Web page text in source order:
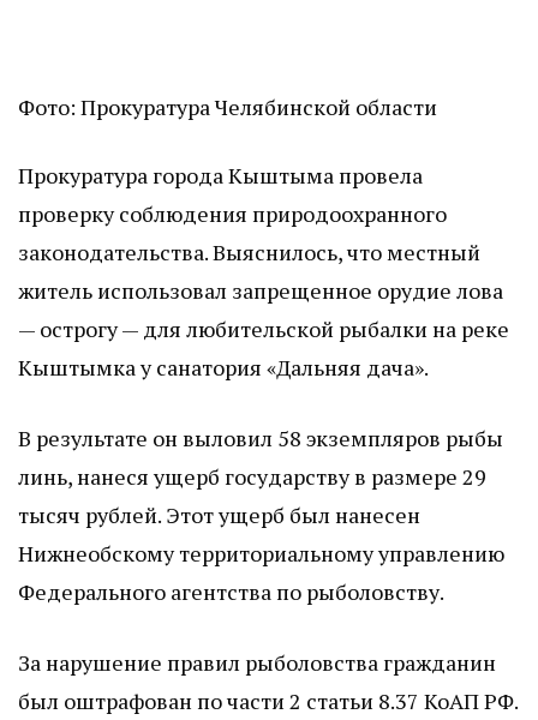
Фото: Прокуратура Челябинской области
Прокуратура города Кыштыма провела
проверку соблюдения природоохранного
законодательства. Выяснилось, что местный
житель использовал запрещенное орудие лова
— острогу — для любительской рыбалки на реке
Кыштымка у санатория «Дальняя дача».
В результате он выловил 58 экземпляров рыбы
линь, нанеся ущерб государству в размере 29
тысяч рублей. Этот ущерб был нанесен
Нижнеобскому территориальному управлению
Федерального агентства по рыболовству.
За нарушение правил рыболовства гражданин
был оштрафован по части 2 статьи 8.37 КоАП РФ.